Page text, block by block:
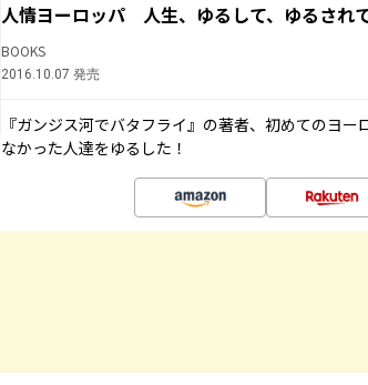
人情ヨーロッパ 人生、ゆるして、ゆるされ
BOOKS
2016.10.07 発売
『ガンジス河でバタフライ』の著者、初めてのヨ
なかった人達をゆるした！